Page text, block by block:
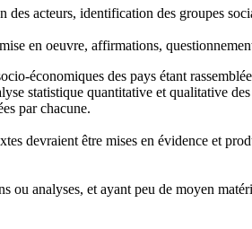
acteurs, identification des groupes
en oeuvre, affirmations,
économiques des pays étant
statistique quantitative et qualitative
par chacune.
devraient être mises en évidence et
analyses, et ayant peu de moyen